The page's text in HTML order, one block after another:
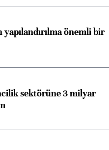
yapılandırılma önemli bir
sektörüne 3 milyar